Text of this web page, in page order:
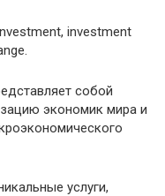
investment
собой
экономик мира и
услуги,